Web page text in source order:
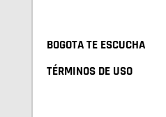
BOGOTA TE ESCUCHA
TÉRMINOS DE USO